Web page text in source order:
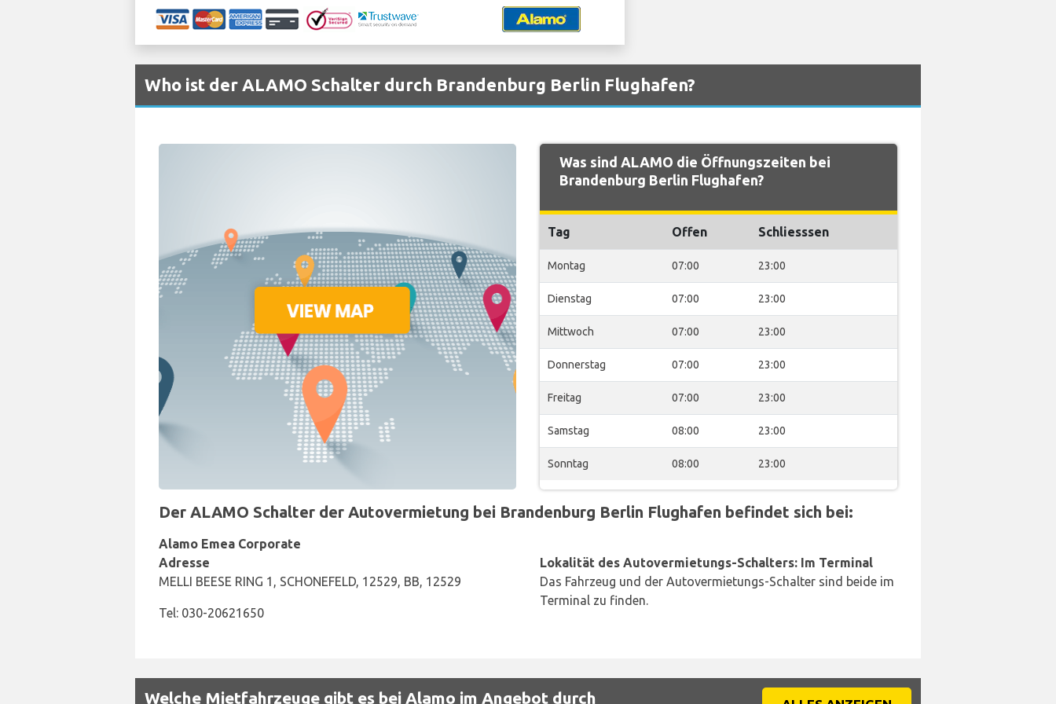
Who ist der ALAMO Schalter durch Brandenburg Berlin Flughafen?
Was sind ALAMO die Öffnungszeiten bei
Brandenburg Berlin Flughafen?
Tag Offen Schliesssen
Montag 07:00 23:00
Dienstag 07:00 23:00
Mittwoch 07:00 23:00
Donnerstag 07:00 23:00
Freitag 07:00 23:00
Samstag 08:00 23:00
Sonntag 08:00 23:00
Der ALAMO Schalter der Autovermietung bei Brandenburg Berlin Flughafen befindet sich bei:
Alamo Emea Corporate
Adresse
MELLI BEESE RING 1, SCHONEFELD, 12529, BB, 12529
Tel: 030-20621650
Lokalität des Autovermietungs-Schalters: Im Terminal
Das Fahrzeug und der Autovermietungs-Schalter sind beide im
Terminal zu finden.
Welche Mietfahrzeuge gibt es bei Alamo im Angebot durch